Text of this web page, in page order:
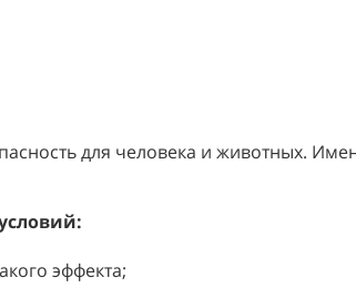
для человека и животных.
эффекта;